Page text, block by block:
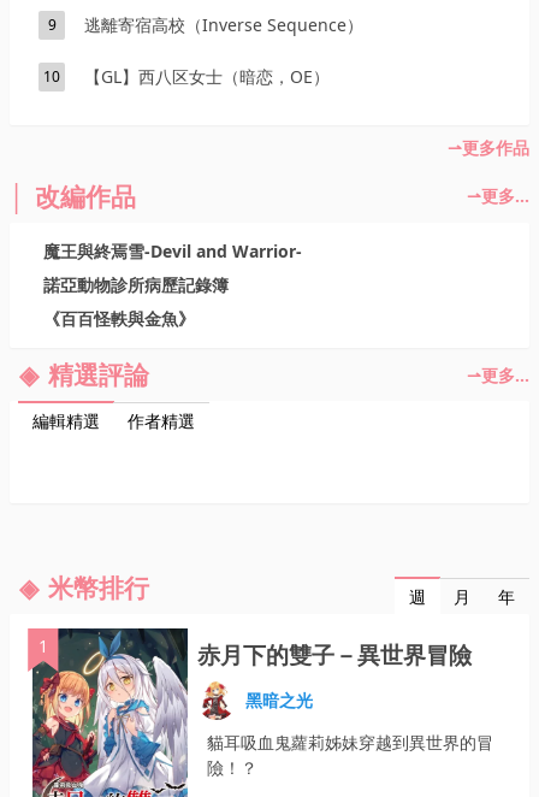
逃離寄宿高校（Inverse Sequence）
9
【GL】西八区女士（暗恋，OE）
10
更多作品
改編作品 更多...
魔王與終焉雪-Devil and Warrior-
諾亞動物診所病歷記錄簿
《百百怪軼與金魚》
精選評論 更多...
編輯精選 作者精選
米幣排行 週 月 年
1 赤月下的雙子－異世界冒險
黑暗之光
貓耳吸血鬼蘿莉姊妹穿越到異世界的冒
險！？